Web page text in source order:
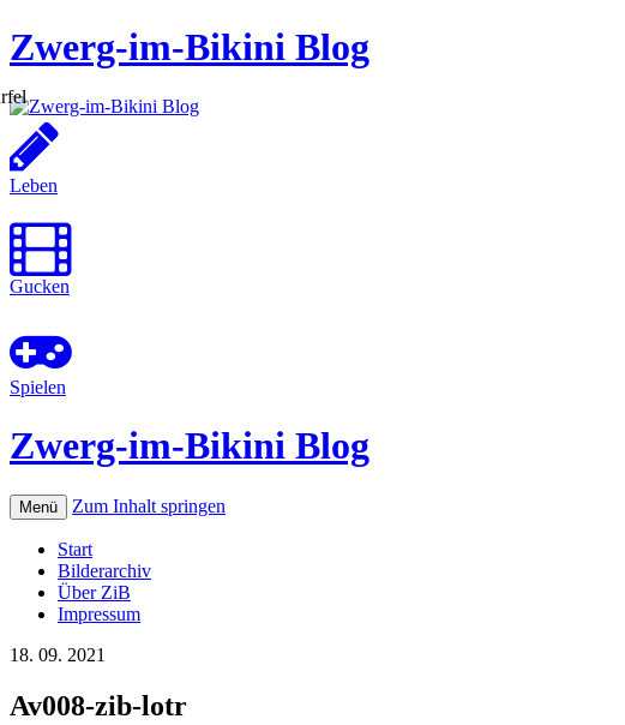
Zwerg-im-Bikini Blog
Leben
Gucken
Spielen
Zwerg-im-Bikini Blog
Menü Zum Inhalt springen
Start
Bilderarchiv
Über ZiB
Impressum
18. 09. 2021
Av008-zib-lotr